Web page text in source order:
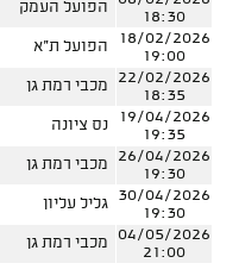
18:30
הפועל העמק
18/02/2026
19:00
הפועל ת"א
22/02/2026
18:35
מכבי רמת גן
19/04/2026
19:35
נס ציונה
26/04/2026
19:30
מכבי רמת גן
30/04/2026
19:30
גליל עליון
04/05/2026
21:00
מכבי רמת גן